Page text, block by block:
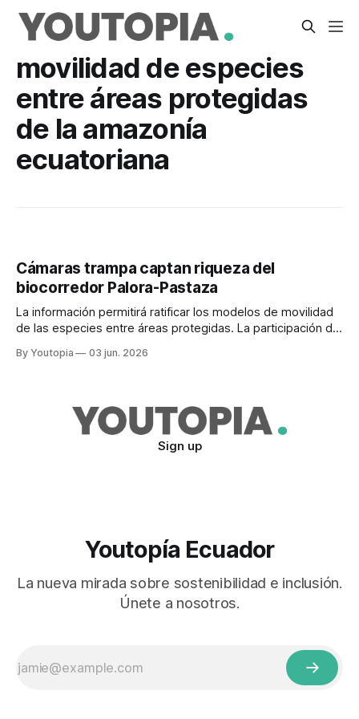
movilidad de especies
entre áreas protegidas
de la amazonía
ecuatoriana
Cámaras trampa captan riqueza del
biocorredor Palora-Pastaza
La información permitirá ratificar los modelos de movilidad
de las especies entre áreas protegidas. La participación de
By Youtopia 03 jun. 2026
Sign up
Youtopía Ecuador
La nueva mirada sobre sostenibilidad e inclusión.
Únete a nosotros.